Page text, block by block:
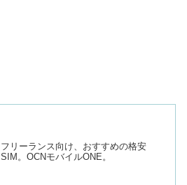
フリーランス向け、おすすめの格安
SIM。OCNモバイルONE。